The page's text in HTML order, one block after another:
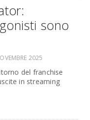
sono
2025
del franchise
in streaming